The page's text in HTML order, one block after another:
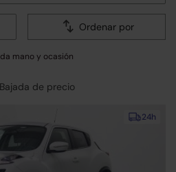
Ordenar por
mano y ocasión
Bajada de precio
24h